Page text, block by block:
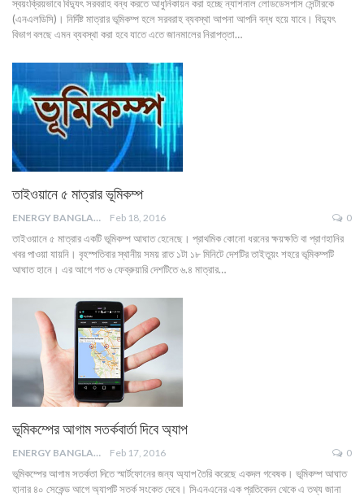
স্বয়ংক্রিয়ভাবে বিদ্যুৎ সরবরাহ বন্ধ করতে আধুনিকায়ন করা হচ্ছে ন্যাশনাল লোডডেসপাস সেন্টারকে
(এনএলডিসি)। নির্দিষ্ট মাত্রার ভূমিকম্প হলে সরবরাহ ব্যবস্থা আপনা আপনি বন্ধ হয়ে যাবে। বিদ্যুৎ
বিভাগ বলছে এমন ব্যবস্থা করা হবে যাতে এতে জানমালের নিরাপত্তা…
তাইওয়ানে ৫ মাত্রার ভূমিকম্প
ENERGY BANGLA Feb 18, 2016 0
তাইওয়ানে ৫ মাত্রার একটি ভূমিকম্প আঘাত হেনেছে। প্রাথমিক কোনো ধরনের ক্ষয়ক্ষতি বা প্রাণহানির
খবর পাওয়া যায়নি। বৃহস্পতিবার স্থানীয় সময় রাত ১টা ১৮ মিনিটে দেশটির তাইতুয়ং শহরে ভূমিকম্পটি
আঘাত হানে। এর আগে গত ৬ ফেব্রুয়ারি দেশটিতে ৬.৪ মাত্রার…
ভূমিকম্পের আগাম সতর্কবার্তা দিবে অ্যাপ
ENERGY BANGLA Feb 17, 2016 0
ভূমিকম্পের আগাম সতর্কতা দিতে স্মার্টফোনের জন্য অ্যাপ তৈরি করেছে একদল গবেষক। ভূমিকম্প আঘাত
হানার ৪০ সেকেন্ড আগে অ্যাপটি সতর্ক সংকেত দেবে। সিএনএনের এক প্রতিবেদন থেকে এ তথ্য জানা